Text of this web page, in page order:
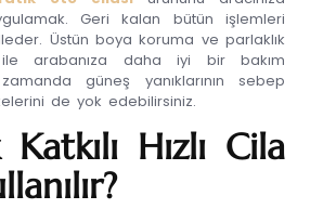
Geri kalan bütün işlemleri
Üstün boya koruma ve parlaklık
arabanıza daha iyi bir bakım
güneş yanıklarının sebep
de yok edebilirsiniz.
Hızlı Cila